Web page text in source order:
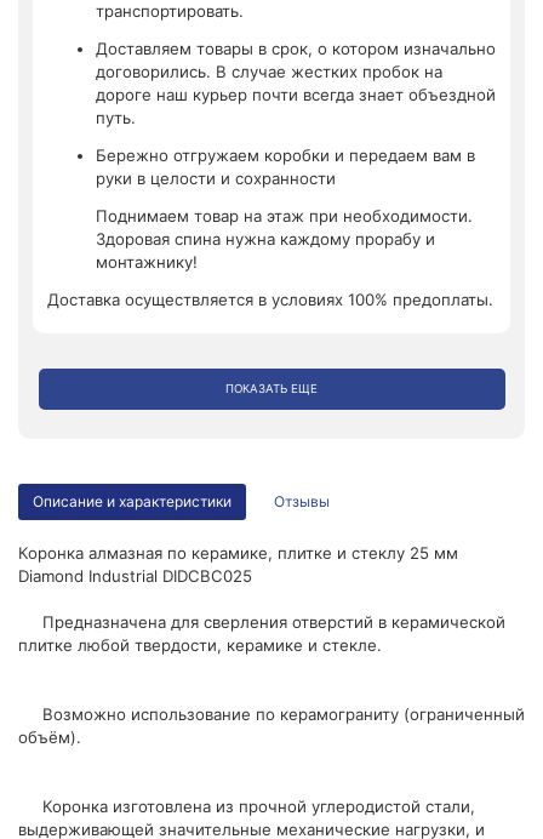
транспортировать.
Доставляем товары в срок, о котором изначально
договорились. В случае жестких пробок на
дороге наш курьер почти всегда знает объездной
путь.
Бережно отгружаем коробки и передаем вам в
руки в целости и сохранности
Поднимаем товар на этаж при необходимости.
Здоровая спина нужна каждому прорабу и
монтажнику!
Доставка осуществляется в условиях 100% предоплаты.
ПОКАЗАТЬ ЕЩЕ
Описание и характеристики Отзывы
Коронка алмазная по керамике, плитке и стеклу 25 мм
Diamond Industrial DIDCBC025
Предназначена для сверления отверстий в керамической
плитке любой твердости, керамике и стекле.
Возможно использование по керамограниту (ограниченный
объём).
Коронка изготовлена из прочной углеродистой стали,
выдерживающей значительные механические нагрузки, и